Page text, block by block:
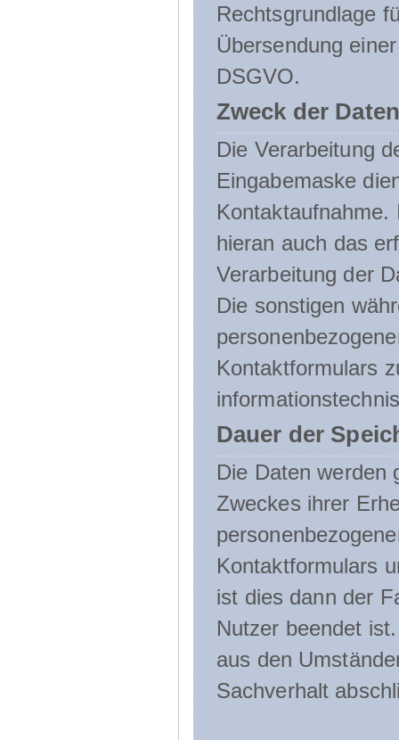
Rechtsgrundlage
Übersendung
DSGVO.
Zweck der
Die Verarbeitung
Eingabemaske
hieran auch das
Verarbeitung der
Die sonstigen
Kontaktformulars
Dauer der
Die Daten werden
Zweckes ihrer
Kontaktformulars
ist dies dann der
Nutzer beendet
aus den
Sachverhalt